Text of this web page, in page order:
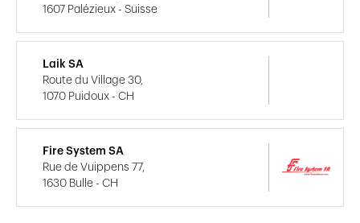
1607 Palézieux - Suisse
Laik SA
Route du Village 30,
1070 Puidoux - CH
Fire System SA
Rue de Vuippens 77,
1630 Bulle - CH